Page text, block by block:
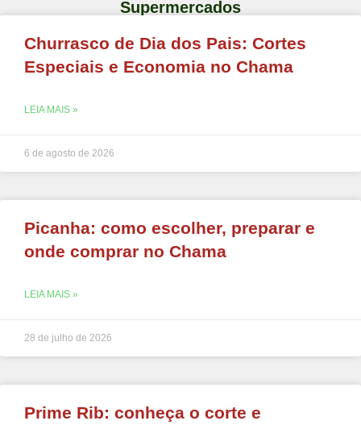
Supermercados
Churrasco de Dia dos Pais: Cortes
Especiais e Economia no Chama
LEIA MAIS »
6 de agosto de 2026
Picanha: como escolher, preparar e
onde comprar no Chama
LEIA MAIS »
28 de julho de 2026
Prime Rib: conheça o corte e